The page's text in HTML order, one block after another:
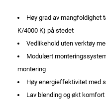
Høy grad av mangfoldighet
K/4000 K) på stedet
Vedlikehold uten verktøy
Modulært
montering
Høy energieffektivitet med
Lav blending og økt